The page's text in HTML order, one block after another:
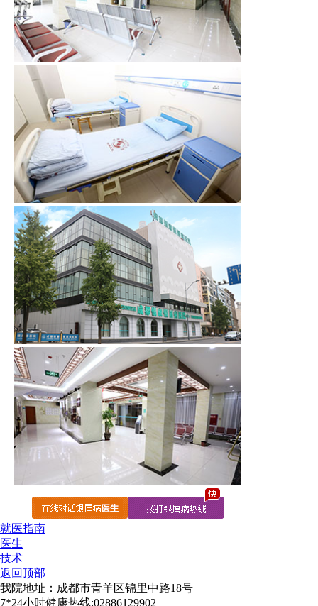
就医指南
医生
技术
返回顶部
我院地址：成都市青羊区锦里中路18号
7*24小时健康热线:02886129902